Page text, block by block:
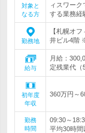
対象と
なる方
ィスワー
する業務経
勤務地
【札幌オ
井ビル4階
給与
月給：
定残業代（
初年度
年収
360万円～
勤務
時間
09:30～
平均30時間